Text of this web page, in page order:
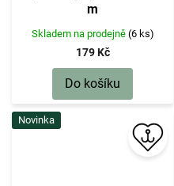
m
Skladem na prodejně (6 ks)
179 Kč
Do košíku
Novinka